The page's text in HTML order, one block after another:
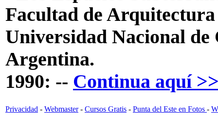
Facultad de
Universidad Nacional
Argentina.
1990: -- Continua aquí
Privacidad - Webmaster- Cursos Gratis - Punta del Este en Fotos -